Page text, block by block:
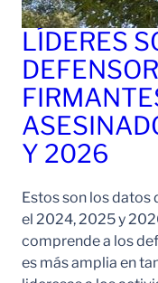
LÍDERES
Y 2026
Estos son los datos
el 2024, 2025 y
comprende a los
es más amplia en